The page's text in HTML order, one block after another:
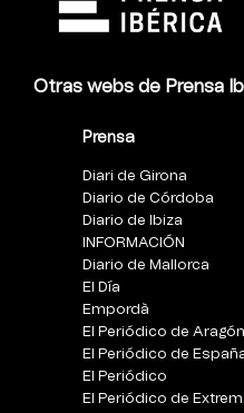
Otras webs de Prensa
Prensa
Diari de Girona
Diario de Córdoba
Diario de Ibiza
INFORMACIÓN
Diario de Mallorca
El Día
Empordà
El Periódico de Aragón
El Periódico de
El Periódico
El Periódico de